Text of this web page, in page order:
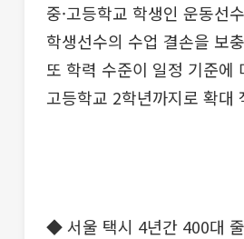
중·고등학교 학생인 운동선
학생선수의 수업 결손을 보
또 학력 수준이 일정 기준에
고등학교 2학년까지로 확대
◆ 서울 택시 4년간 400대